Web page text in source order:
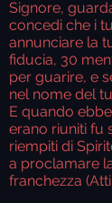
Signore,
concedi che i
annunciare la
fiducia, 30
per guarire, e
nel nome del
E quando
erano riuniti fu
riempiti di
a proclamare
franchezza (Atti